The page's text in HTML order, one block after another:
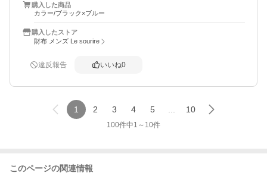
3総合的に
とても気に入りました、質感もよく小さくて軽い財布をお
探しの方にはとてもおすすめだと思います
小銭入れの部分の使いやすさがとても気に入っています
購入した商品
カラー/ブラック×ブルー
購入したストア
財布 メンズ Le sourire
違反報告 いいね0
1 2 3 4 5 10
100件中1 ～ 10件
このページの関連情報